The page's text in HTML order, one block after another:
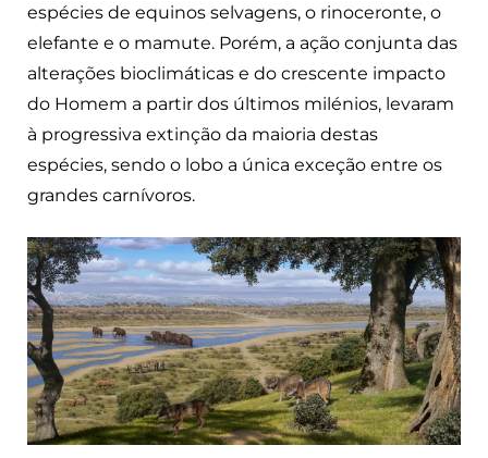
espécies de equinos selvagens, o rinoceronte, o
elefante e o mamute. Porém, a ação conjunta das
alterações bioclimáticas e do crescente impacto
do Homem a partir dos últimos milénios, levaram
à progressiva extinção da maioria destas
espécies, sendo o lobo a única exceção entre os
grandes carnívoros.